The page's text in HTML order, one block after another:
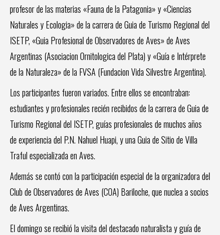
profesor de las materias «Fauna de la Patagonia» y «Ciencias
Naturales y Ecologia» de la carrera de Guia de Turismo Regional del
ISETP, «Guia Profesional de Observadores de Aves» de Aves
Argentinas (Asociacion Ornitologica del Plata) y «Guía e Intérprete
de la Naturaleza» de la FVSA (Fundacion Vida Silvestre Argentina).
Los participantes fueron variados. Entre ellos se encontraban:
estudiantes y profesionales recién recibidos de la carrera de Guia de
Turismo Regional del ISETP, guías profesionales de muchos años
de experiencia del P.N. Nahuel Huapi, y una Guia de Sitio de Villa
Traful especializada en Aves.
Además se contó con la participación especial de la organizadora del
Club de Observadores de Aves (COA) Bariloche, que nuclea a socios
de Aves Argentinas.
El domingo se recibió la visita del destacado naturalista y guía de